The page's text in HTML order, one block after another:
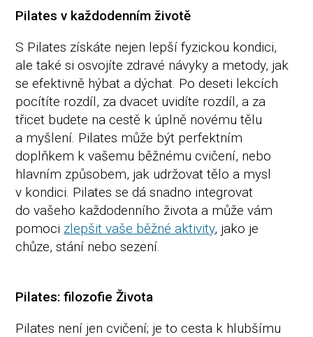
Pilates v každodenním životě
S Pilates získáte nejen lepší fyzickou kondici,
ale také si osvojíte zdravé návyky a metody, jak
se efektivně hýbat a dýchat. Po deseti lekcích
pocítíte rozdíl, za dvacet uvidíte rozdíl, a za
třicet budete na cestě k úplně novému tělu
a myšlení. Pilates může být perfektním
doplňkem k vašemu běžnému cvičení, nebo
hlavním způsobem, jak udržovat tělo a mysl
v kondici. Pilates se dá snadno integrovat
do vašeho každodenního života a může vám
pomoci zlepšit vaše běžné aktivity, jako je
chůze, stání nebo sezení.
Pilates: filozofie Života
Pilates není jen cvičení; je to cesta k hlubšímu